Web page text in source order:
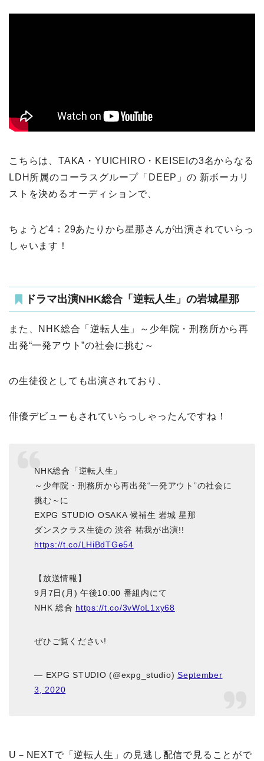
こちらは、TAKA・YUICHIRO・KEISEIの3名からなる
LDH所属のコーラスグループ「DEEP」の 新ボーカリ
ストを決めるオーディションで、
ちょうど4：29あたりから星那さんが出演されていらっ
しゃいます！
ドラマ出演NHK総合「逆転人生」の岩城星那
また、NHK総合「逆転人生」～少年院・刑務所から再
出発“一発アウト”の社会に挑む～
の生徒役としても出演されており、
俳優デビューもされていらっしゃったんですね！
NHK総合「逆転人生」
～少年院・刑務所から再出発“一発アウト”の社会に
挑む～に
EXPG STUDIO OSAKA 候補生 岩城 星那
ダンスクラス生徒の 渋谷 祐我が出演!!
https://t.co/LHiBdTGe54
【放送情報】
9月7日(月) 午後10:00 番組内にて
NHK 総合 https://t.co/3vWoL1xy68
ぜひご覧ください!
— EXPG STUDIO (@expg_studio)September
3, 2020
U－NEXTで「逆転人生」の見逃し配信で見ることがで